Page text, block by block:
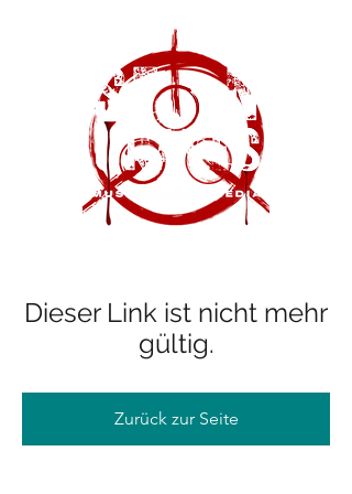
Dieser Link ist nicht mehr
gültig.
Zurück zur Seite